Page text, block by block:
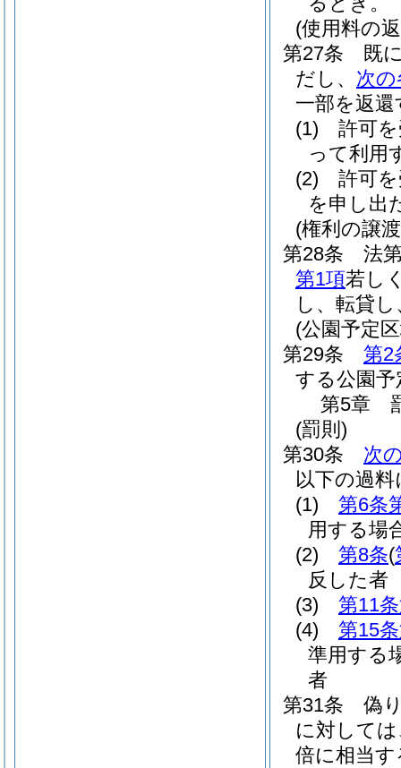
(使用料の
第27条
既
だし、 次
一部を返
(1)
許可
って利用
(2)
許可
を申し出
(権利の譲
第28条
法
第1項若し
し、転貸
(公園予定
第29条
第2
する公園
第5章
(罰則)
第30条
次
以下の過
(1)
第6条
用する場
(2)
第8条(
反した者
(3)
第11
(4)
第15
準用する
者
第31条
偽
に対して
倍に相当